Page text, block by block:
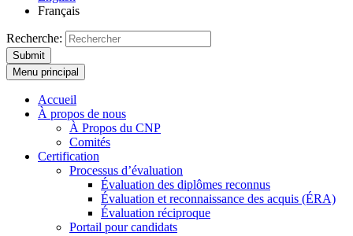
Français
Recherche:
Submit
Menu principal
Accueil
À propos de nous
À Propos du CNP
Comités
Certification
Processus d’évaluation
Évaluation des diplômes reconnus
Évaluation et reconnaissance des acquis (ÉRA)
Évaluation réciproque
Portail pour candidats